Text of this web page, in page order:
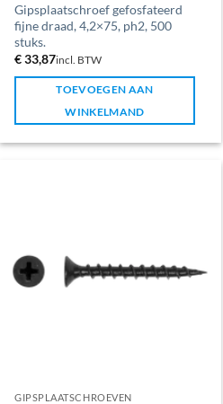
Gipsplaatschroef gefosfateerd
fijne draad, 4,2×75, ph2, 500
stuks.
€33,87incl. BTW
TOEVOEGEN AAN
WINKELMAND
GIPSPLAATSCHROEVEN